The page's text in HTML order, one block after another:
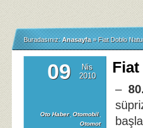
Buradasınız: Anasayfa » Fiat Doblo
09
Nis
2010
Oto Haber, Otomobil,
Otomot
–